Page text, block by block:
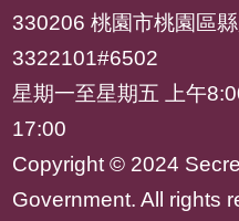
開
宣
告
330206 桃園市桃園區
3322101#6502
星期一至星期五 上午
17:00
Copyright © 2024
Government. All rights